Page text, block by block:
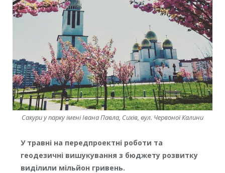
Сакури у парку імені Івана Павла, Сихів, вул. Червоної Калини
У травні на передпроектні роботи та
геодезичні вишукування з бюджету розвитку
виділили мільйон гривень.